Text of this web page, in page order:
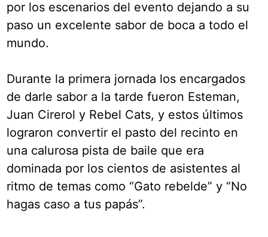
por los escenarios del evento dejando a su
paso un excelente sabor de boca a todo el
mundo.
Durante la primera jornada los encargados
de darle sabor a la tarde fueron Esteman,
Juan Cirerol y Rebel Cats, y estos últimos
lograron convertir el pasto del recinto en
una calurosa pista de baile que era
dominada por los cientos de asistentes al
ritmo de temas como “Gato rebelde” y “No
hagas caso a tus papás”.